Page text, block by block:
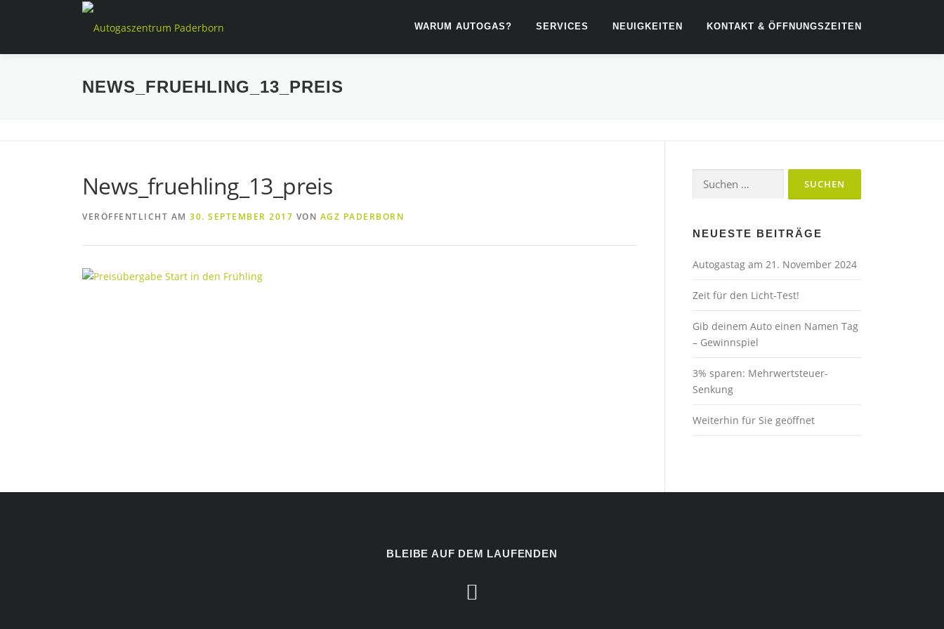
WARUM AUTOGAS? SERVICES NEUIGKEITEN KONTAKT & ÖFFNUNGSZEITEN
NEWS_FRUEHLING_13_PREIS
News_fruehling_13_preis
VERÖFFENTLICHT AM 30. SEPTEMBER 2017 VON AGZ PADERBORN
nach:
NEUESTE BEITRÄGE
Autogastag am 21. November 2024
Zeit für den Licht-Test!
Gib deinem Auto einen Namen Tag
– Gewinnspiel
3% sparen: Mehrwertsteuer-
Senkung
Weiterhin für Sie geöffnet
BLEIBE AUF DEM LAUFENDEN